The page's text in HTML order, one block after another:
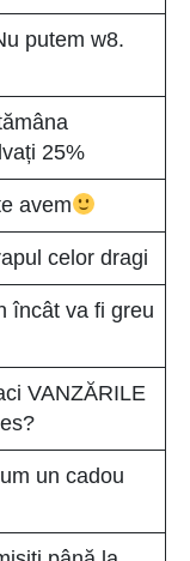
putem w8.
25%
avem
celor dragi
încât va fi greu
VANZĂRILE
un cadou